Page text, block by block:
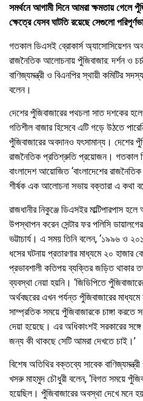
সমর্থনে আগামী দিনে আমরা ক্ষমতায় গেলে
ক্ষেত্রে যেসব ঘাটতি রয়েছে সেগুলো
গতকাল ডিএসই ব্রোকার্স অ্যাসোসিয়েশন
রাজনৈতিক আলোচনায় পুঁজিবাজার: দর্শন ও
বাণিজ্যমন্ত্রী ও বিএনপির স্থায়ী কমিটির
বলেন।
দেশের পুঁজিবাজারের পথচলা সাত দশকের
গতিশীল বাজার হিসেবে এটি গড়ে উঠতে
পুঁজিবাজারের অবদানও যৎসামান্য। দেশের
রাজনৈতিক প্রতিশ্রুতি প্রয়োজন। গতকাল
বাংলাদেশ আয়োজিত ‘‌বাংলাদেশের
শীর্ষক এক আলোচনা সভায় বক্তারা এ কথা
রাজধানীর নিকুঞ্জে ডিএসইর মাল্টিপারপাস
উপস্থাপন করেন সেন্টার ফর পলিসি
ভট্টাচার্য। এ সময় তিনি বলেন, ‘১৯৯৬ ও
ধসের ঘটনায় প্রতারণার মাধ্যমে ২০ হাজার
প্রভাবশালী কতিপয় ব্যক্তির জড়িত থাকার
ব্যবস্থা নেয়া হয়নি। ‘জিডিপিতে
অর্থবছরের এখন পর্যন্ত পুঁজিবাজারের
সাম্প্রতিক সময়ে পুঁজিবাজারকে চাঙ্গা করতে
দেয়া হয়েছে। এর অধিকাংশই সরকারের
জন্য কী থাকছে সেটি আমরা দেখতে চাই।’
বিশেষ অতিথির বক্তব্যে সাবেক
খসরু মাহমুদ চৌধুরী বলেন, ‘বিগত সময়ে
হয়েছিল। পুঁজিবাজারের অবস্থা দেখে মনে